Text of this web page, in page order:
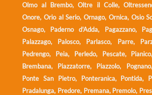
Olmo al Brembo, Oltre il Colle,
Onore, Orio al Serio, Ornago, Ornica, Osio
Osnago, Paderno d'Adda, Pagazzano,
Palazzago, Palosco, Parlasco, Parre,
Pedrengo, Peia, Perledo, Pescate,
Brembana, Piazzatorre, Piazzolo,
Ponte San Pietro, Ponteranica, Pontida,
Pradalunga, Predore, Premana, Premolo,